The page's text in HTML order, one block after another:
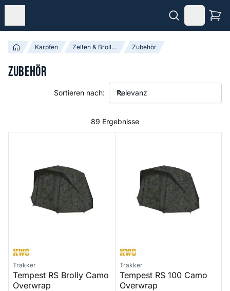
Karpfen Zelten & Brollies Zubehör
Zubehör
89 Ergebnisse
Sortieren nach:
Trakker
Tempest RS Brolly Camo
Overwrap
Trakker
Tempest RS 100 Camo
Overwrap